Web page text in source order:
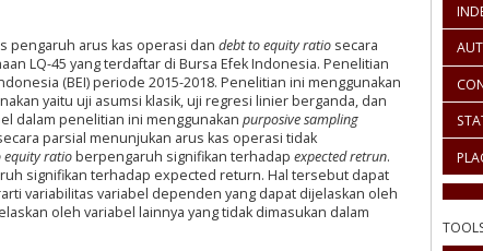
pengaruh arus kas operasi dan debt to equity ratio secara
LQ-45 yang terdaftar di Bursa Efek Indonesia. Penelitian
(BEI) periode 2015-2018. Penelitian ini menggunakan
yaitu uji asumsi klasik, uji regresi linier berganda, dan
dalam penelitian ini menggunakan purposive sampling
parsial menunjukan arus kas operasi tidak
equity ratioberpengaruh signifikan terhadap expected retrun.
signifikan terhadap expected return. Hal tersebut dapat
variabilitas variabel dependen yang dapat dijelaskan oleh
oleh variabel lainnya yang tidak dimasukan dalam